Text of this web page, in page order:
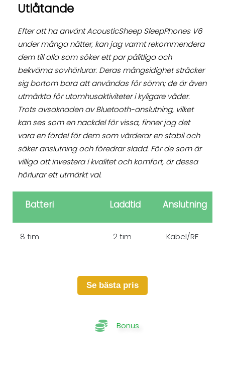
Utlåtande
Efter att ha använt AcousticSheep SleepPhones V6
under många nätter, kan jag varmt rekommendera
dem till alla som söker ett par pålitliga och
bekväma sovhörlurar. Deras mångsidighet sträcker
sig bortom bara att användas för sömn; de är även
utmärkta för utomhusaktiviteter i kyligare väder.
Trots avsaknaden av Bluetooth-anslutning, vilket
kan ses som en nackdel för vissa, finner jag det
vara en fördel för dem som värderar en stabil och
säker anslutning och föredrar sladd. För de som är
villiga att investera i kvalitet och komfort, är dessa
hörlurar ett utmärkt val.
Batteri Laddtid Anslutning
8 tim 2 tim Kabel/RF
Se bästa pris
Bonus